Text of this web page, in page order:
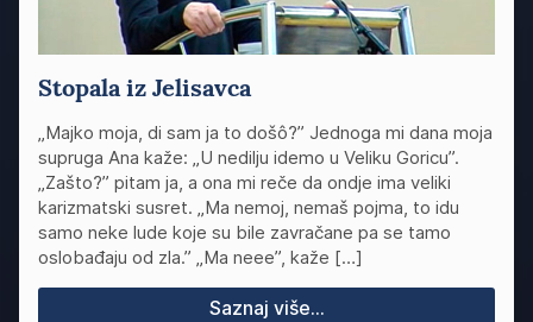
Stopala iz Jelisavca
„Majko moja, di sam ja to došô?” Jednoga mi dana moja
supruga Ana kaže: „U nedilju idemo u Veliku Goricu”.
„Zašto?” pitam ja, a ona mi reče da ondje ima veliki
karizmatski susret. „Ma nemoj, nemaš pojma, to idu
samo neke lude koje su bile zavračane pa se tamo
oslobađaju od zla.” „Ma neee”, kaže […]
Saznaj više...